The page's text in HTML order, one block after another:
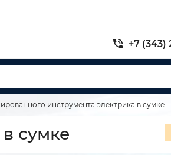
+7 (343)
инструмента электрика в сумке
сумке